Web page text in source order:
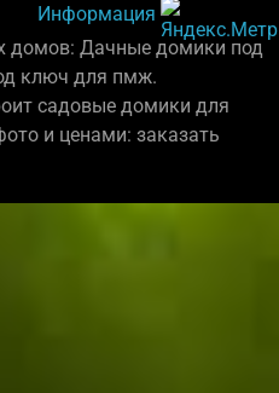
Информация
домов: Дачные домики под
ключ для пмж.
садовые домики для
и ценами: заказать